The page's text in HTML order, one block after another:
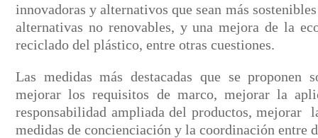
innovadoras y alternativos que sean más
alternativas no renovables, y una mejora de la
reciclado del plástico, entre otras cuestiones.
Las medidas más destacadas que se proponen
mejorar los requisitos de marco, mejorar la
responsabilidad ampliada del productos, mejorar
medidas de concienciación y la coordinación entre